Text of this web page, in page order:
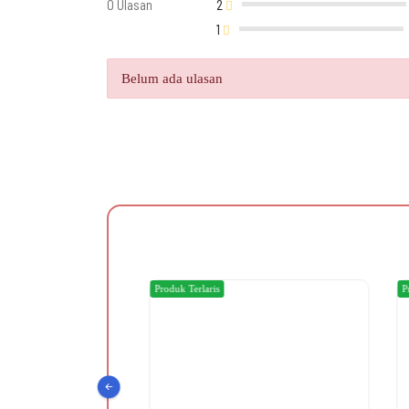
0 Ulasan
2
1
Belum ada ulasan
Produk Terlaris